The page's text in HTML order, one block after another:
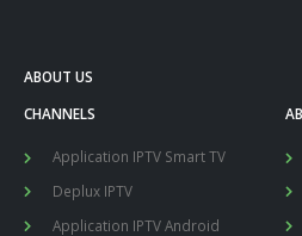
ABOUT US
CHANNELS
Application IPTV Smart TV
Deplux IPTV
Application IPTV Android